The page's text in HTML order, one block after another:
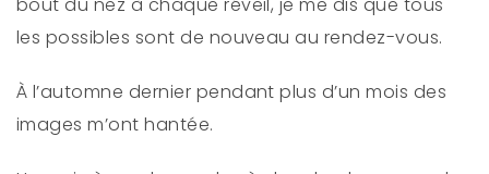
bout du nez à chaque réveil, je me dis que tous
les possibles sont de nouveau au rendez-vous.
À l’automne dernier pendant plus d’un mois des
images m’ont hantée.